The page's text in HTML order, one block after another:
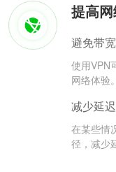
提高
避免带
使用VPN
网络体验。
减少延迟
在某些情
径，减少